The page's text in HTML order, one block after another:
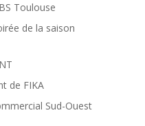
Toulouse
de la saison
de FIKA
Sud-Ouest